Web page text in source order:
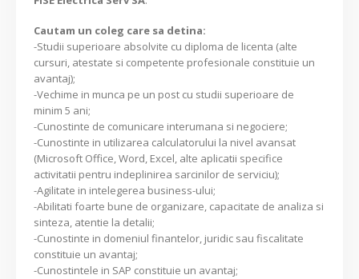
Cautam un coleg care sa detina:
-Studii superioare absolvite cu diploma de licenta (alte
cursuri, atestate si competente profesionale constituie un
avantaj);
-Vechime in munca pe un post cu studii superioare de
minim 5 ani;
-Cunostinte de comunicare interumana si negociere;
-Cunostinte in utilizarea calculatorului la nivel avansat
(Microsoft Office, Word, Excel, alte aplicatii specifice
activitatii pentru indeplinirea sarcinilor de serviciu);
-Agilitate in intelegerea business-ului;
-Abilitati foarte bune de organizare, capacitate de analiza si
sinteza, atentie la detalii;
-Cunostinte in domeniul finantelor, juridic sau fiscalitate
constituie un avantaj;
-Cunostintele in SAP constituie un avantaj;